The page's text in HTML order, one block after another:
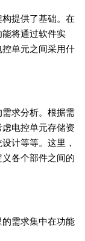
提供了基础。在
将通过软件实
单元之间采用什
求分析。根据需
电控单元存储资
计等等。这里，
各个部件之间的
需求集中在功能